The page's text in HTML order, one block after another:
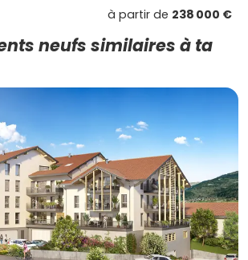
à partir de 238 000 €
neufs similaires à ta